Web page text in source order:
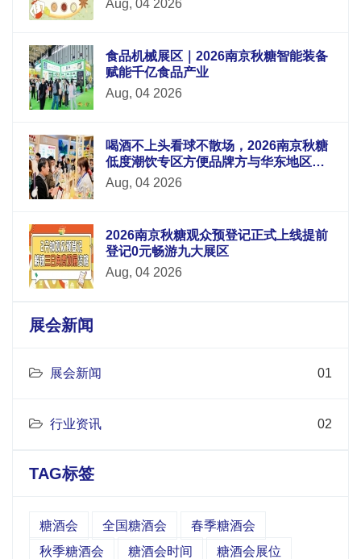
Aug, 04 2026
食品机械展区｜2026南京秋糖智能装备
赋能千亿食品产业
Aug, 04 2026
喝酒不上头看球不散场，2026南京秋糖
低度潮饮专区方便品牌方与华东地区酒
吧连锁便利店电商平台采购商面对面洽
Aug, 04 2026
2026南京秋糖观众预登记正式上线提前
登记0元畅游九大展区
Aug, 04 2026
展会新闻
展会新闻 01
行业资讯 02
TAG标签
糖酒会 全国糖酒会
春季糖酒会
秋季糖酒会
糖酒会时间
糖酒会展位